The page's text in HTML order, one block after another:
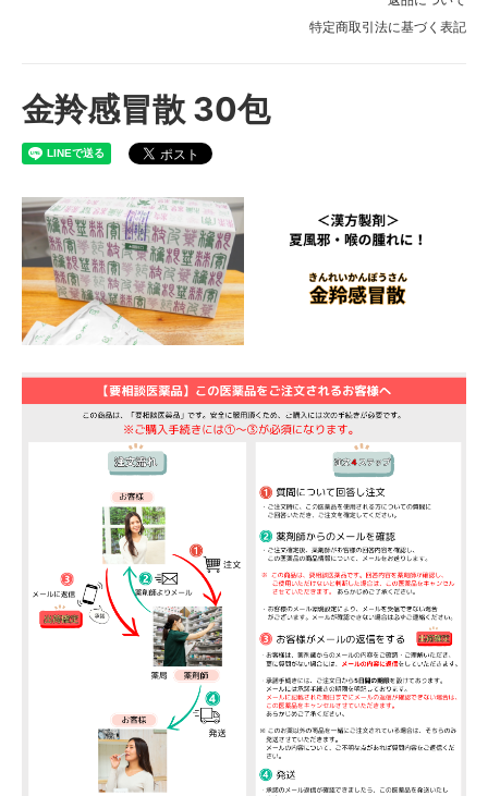
特定商取引法に基づく表記
金羚感冒散 30包